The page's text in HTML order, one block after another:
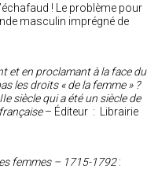
! Le problème pour
masculin imprégné de
et en proclamant à la face du
les droits « de la femme » ?
siècle qui a été un siècle de
– Éditeur ‏ : ‎ Librairie
femmes – 1715-1792: